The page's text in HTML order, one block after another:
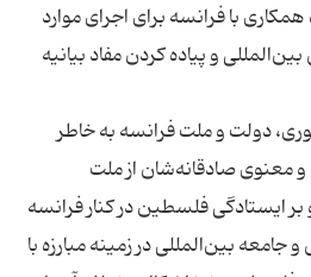
با فرانسه برای اجرای موارد
و پیاده کردن مفاد بیانیه
دولت و ملت فرانسه به خاطر
معنوی صادقانه‌شان از ملت
ایستادگی فلسطین در کنار فرانسه
بین‌المللی در زمینه مبارزه با